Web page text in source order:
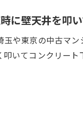
に壁天井を叩
や東京の中古マ
いてコンクリー